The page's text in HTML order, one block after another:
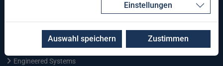
Industrielle Fertigung
Öffentliche Verwaltung
Engineered Systems
Einstellungen
Auswahl speichern Zustimmen